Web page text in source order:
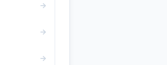
→
→
→